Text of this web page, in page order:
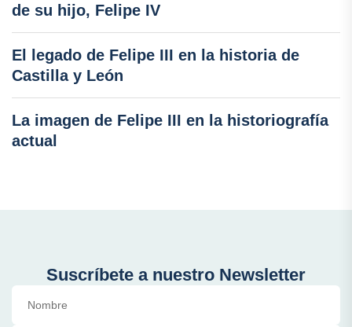
de su hijo, Felipe IV
El legado de Felipe III en la historia de
Castilla y León
La imagen de Felipe III en la historiografía
actual
Suscríbete a nuestro Newsletter